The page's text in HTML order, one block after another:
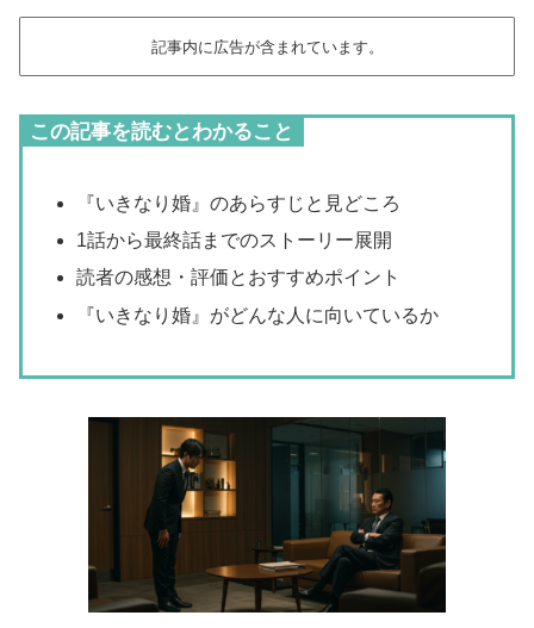
記事内に広告が含まれています。
この記事を読むとわかること
『いきなり婚』のあらすじと見どころ
1話から最終話までのストーリー展開
読者の感想・評価とおすすめポイント
『いきなり婚』がどんな人に向いているか